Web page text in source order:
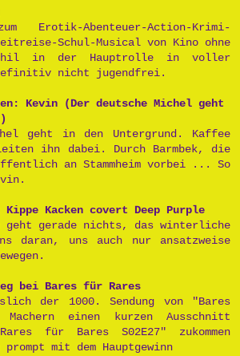
Erotik-Abenteuer-Action-Krimi-
Schul-Musical von Kino ohne
in der Hauptrolle in voller
nicht jugendfrei.
Kevin (Der deutsche Michel geht
geht in den Untergrund. Kaffee
ihn dabei. Durch Barmbek, die
an Stammheim vorbei ... So
Kacken covert Deep Purple
geht gerade nichts, das winterliche
daran, uns auch nur ansatzweise
bei Bares für Rares
der 1000. Sendung von "Bares
einen kurzen Ausschnitt
für Bares S02E27" zukommen
mit dem Hauptgewinn